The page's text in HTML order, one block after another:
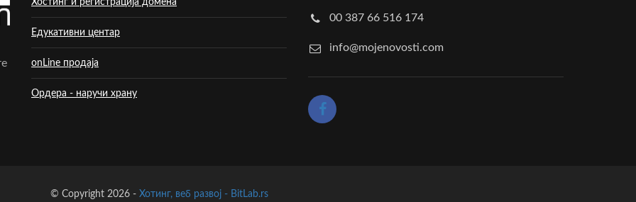
Хостинг и регистрација домена
Едукативни центар
onLine продаја
Ордера - наручи храну
00 387 66 516 174
info@mojenovosti.com
© Copyright 2026 - Хотинг, веб развој - BitLab.rs